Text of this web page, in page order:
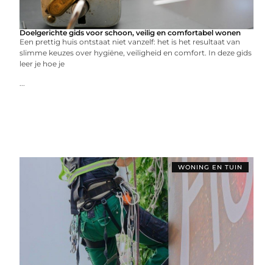
Doelgerichte gids voor schoon, veilig en comfortabel wonen
Een prettig huis ontstaat niet vanzelf: het is het resultaat van
slimme keuzes over hygiëne, veiligheid en comfort. In deze gids
leer je hoe je
...
WONING EN TUIN